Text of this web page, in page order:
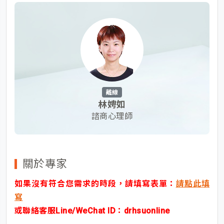
離線
林娉如
諮商心理師
關於專家
如果沒有符合您需求的時段，請填寫表單： 請點此填
寫
或聯絡客服Line/WeChat ID： drhsuonline